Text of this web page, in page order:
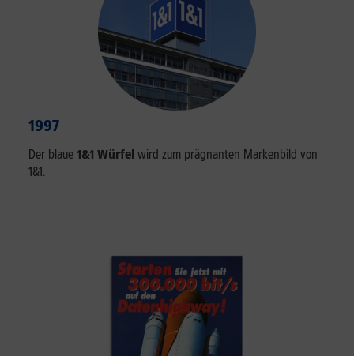
1997
Der blaue 1&1 Würfel wird zum prägnanten Markenbild von
1&1.